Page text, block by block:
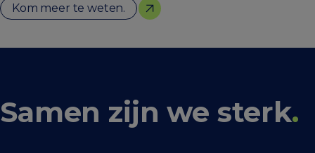
Kom meer te weten.
Samen zijn we sterk.